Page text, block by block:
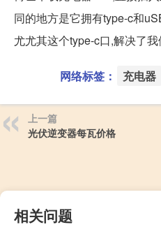
同的地方是它拥有type-c和
尤尤其这个type-c口,解决了我
网络标签： 充电器
上一篇
光伏逆变器每瓦价格
相关问题